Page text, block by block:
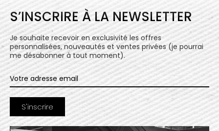
S’INSCRIRE À LA NEWSLETTER
Je souhaite recevoir en exclusivité les offres
personnalisées, nouveautés et ventes privées (je pourrai
me désabonner à tout moment).